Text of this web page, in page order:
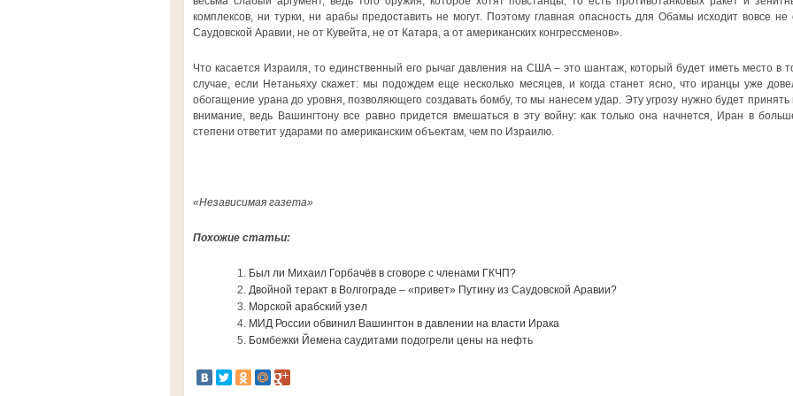
комплексов, ни турки, ни арабы предоставить не могут. Поэтому главная опасность для Обамы исходит вовсе не
Саудовской Аравии, не от Кувейта, не от Катара, а от американских конгрессменов».
Что касается Израиля, то единственный его рычаг давления на США – это шантаж, который будет иметь место в
случае, если Нетаньяху скажет: мы подождем еще несколько месяцев, и когда станет ясно, что иранцы уже
обогащение урана до уровня, позволяющего создавать бомбу, то мы нанесем удар. Эту угрозу нужно будет принять
внимание, ведь Вашингтону все равно придется вмешаться в эту войну: как только она начнется, Иран в
степени ответит ударами по американским объектам, чем по Израилю.
«Независимая газета»
Похожие статьи:
Был ли Михаил Горбачёв в сговоре с членами ГКЧП?
Двойной теракт в Волгограде – «привет» Путину из Саудовской Аравии?
Морской арабский узел
МИД России обвинил Вашингтон в давлении на власти Ирака
Бомбежки Йемена саудитами подогрели цены на нефть